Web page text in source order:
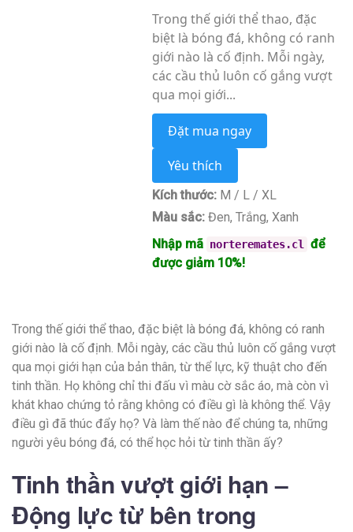
Trong thế giới thể thao, đặc
biệt là bóng đá, không có ranh
giới nào là cố định. Mỗi ngày,
các cầu thủ luôn cố gắng vượt
qua mọi giới...
Đặt mua ngay
Yêu thích
Kích thước:M / L / XL
Màu sắc:Đen, Trắng, Xanh
Nhập mã norteremates.cl
để
được giảm 10%!
Trong thế giới thể thao, đặc biệt là bóng đá, không có ranh
giới nào là cố định. Mỗi ngày, các cầu thủ luôn cố gắng vượt
qua mọi giới hạn của bản thân, từ thể lực, kỹ thuật cho đến
tinh thần. Họ không chỉ thi đấu vì màu cờ sắc áo, mà còn vì
khát khao chứng tỏ rằng không có điều gì là không thể. Vậy
điều gì đã thúc đẩy họ? Và làm thế nào để chúng ta, những
người yêu bóng đá, có thể học hỏi từ tinh thần ấy?
Tinh thần vượt giới hạn –
Động lực từ bên trong